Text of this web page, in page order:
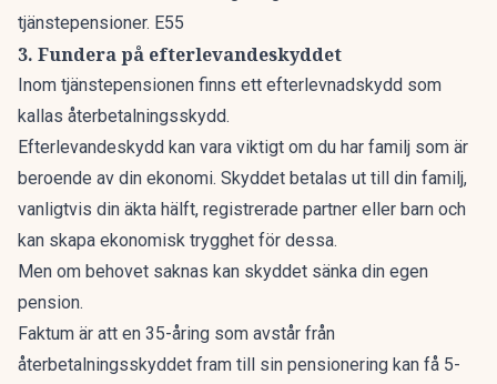
tjänstepensioner. E55
3. Fundera på efterlevandeskyddet
Inom tjänstepensionen finns ett efterlevnadskydd som
kallas återbetalningsskydd.
Efterlevandeskydd kan vara viktigt om du har familj som är
beroende av din ekonomi. Skyddet betalas ut till din familj,
vanligtvis din äkta hälft, registrerade partner eller barn och
kan skapa ekonomisk trygghet för dessa.
Men om behovet saknas kan skyddet sänka din egen
pension.
Faktum är att en 35-åring som avstår från
återbetalningsskyddet fram till sin pensionering kan få 5-